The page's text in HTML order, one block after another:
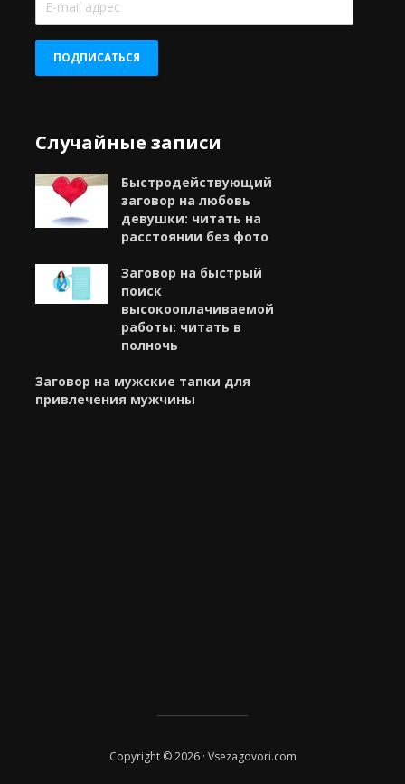
mail
ПОДПИСАТЬСЯ
Случайные записи
Быстродействующий
заговор на любовь
девушки: читать на
расстоянии без фото
Заговор на быстрый
поиск
высокооплачиваемой
работы: читать в
полночь
Заговор на мужские тапки для
привлечения мужчины
Copyright © 2026 · Vsezagovori.com